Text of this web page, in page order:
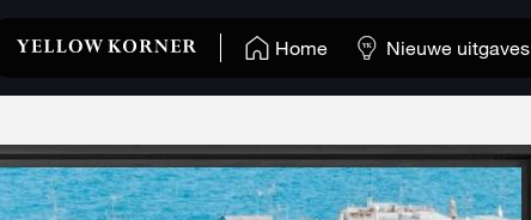
Home Nieuwe uitgaves